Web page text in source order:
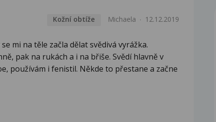
Kožní obtíže Michaela 12.12.2019
mi na těle začla dělat svědivá vyrážka.
pak na rukách a i na břiše. Svědí hlavně v
používám i fenistil. Někde to přestane a začne